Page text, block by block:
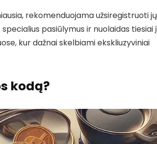
rekomenduojama užsiregistruoti jų
pasiūlymus ir nuolaidas tiesiai į
kur dažnai skelbiami ekskliuzyviniai
kodą?